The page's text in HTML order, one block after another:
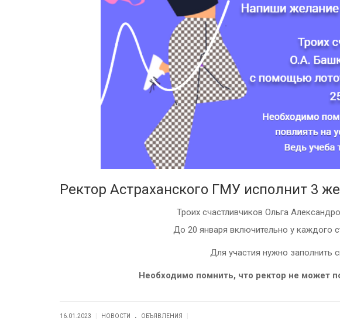
Ректор Астраханского ГМУ исполнит 3
Троих счастливчиков Ольга
До 20 января включительно у каждого
Для участия нужно заполнить
Необходимо помнить, что ректор не может
16.01.2023 НОВОСТИ . ОБЪЯВЛЕНИЯ